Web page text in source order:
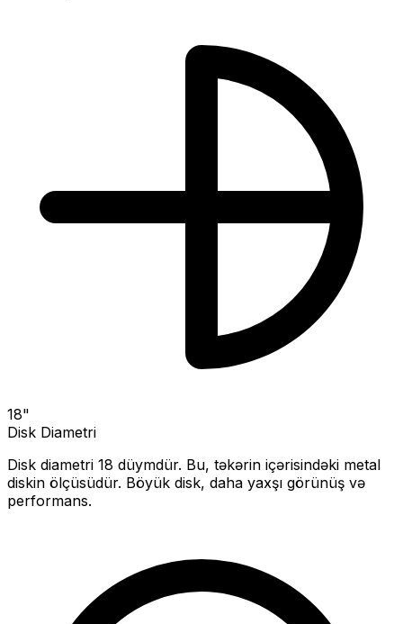
18"
Disk Diametri
Disk diametri 18 düymdür. Bu, təkərin içərisindəki metal
diskin ölçüsüdür. Böyük disk, daha yaxşı görünüş və
performans.